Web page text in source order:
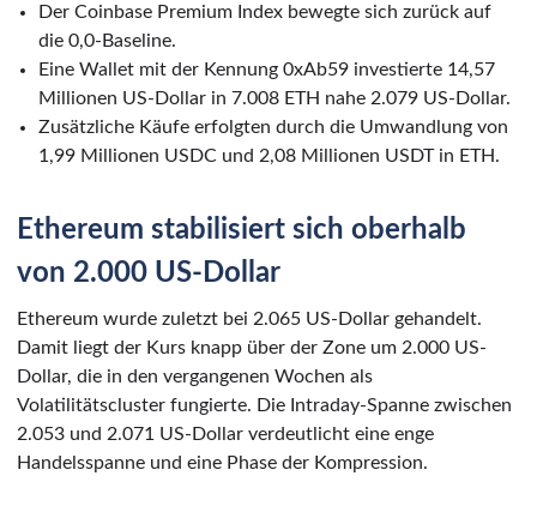
Der Coinbase Premium Index bewegte sich zurück auf
die 0,0-Baseline.
Eine Wallet mit der Kennung 0xAb59 investierte 14,57
Millionen US-Dollar in 7.008 ETH nahe 2.079 US-Dollar.
Zusätzliche Käufe erfolgten durch die Umwandlung von
1,99 Millionen USDC und 2,08 Millionen USDT in ETH.
Ethereum stabilisiert sich oberhalb
von 2.000 US-Dollar
Ethereum wurde zuletzt bei 2.065 US-Dollar gehandelt.
Damit liegt der Kurs knapp über der Zone um 2.000 US-
Dollar, die in den vergangenen Wochen als
Volatilitätscluster fungierte. Die Intraday-Spanne zwischen
2.053 und 2.071 US-Dollar verdeutlicht eine enge
Handelsspanne und eine Phase der Kompression.